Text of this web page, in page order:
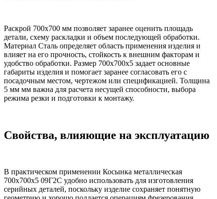
Раскрой 700х700 мм позволяет заранее оценить площадь
детали, схему раскладки и объем последующей обработки.
Материал Сталь определяет область применения изделия и
влияет на его прочность, стойкость к внешним факторам и
удобство обработки. Размер 700х700х5 задает основные
габариты изделия и помогает заранее согласовать его с
посадочным местом, чертежом или спецификацией. Толщина
5 мм мм важна для расчета несущей способности, выбора
режима резки и подготовки к монтажу.
Свойства, влияющие на эксплуатацию
В практическом применении Косынка металлическая
700х700х5 09Г2С удобно использовать для изготовления
серийных деталей, поскольку изделие сохраняет понятную